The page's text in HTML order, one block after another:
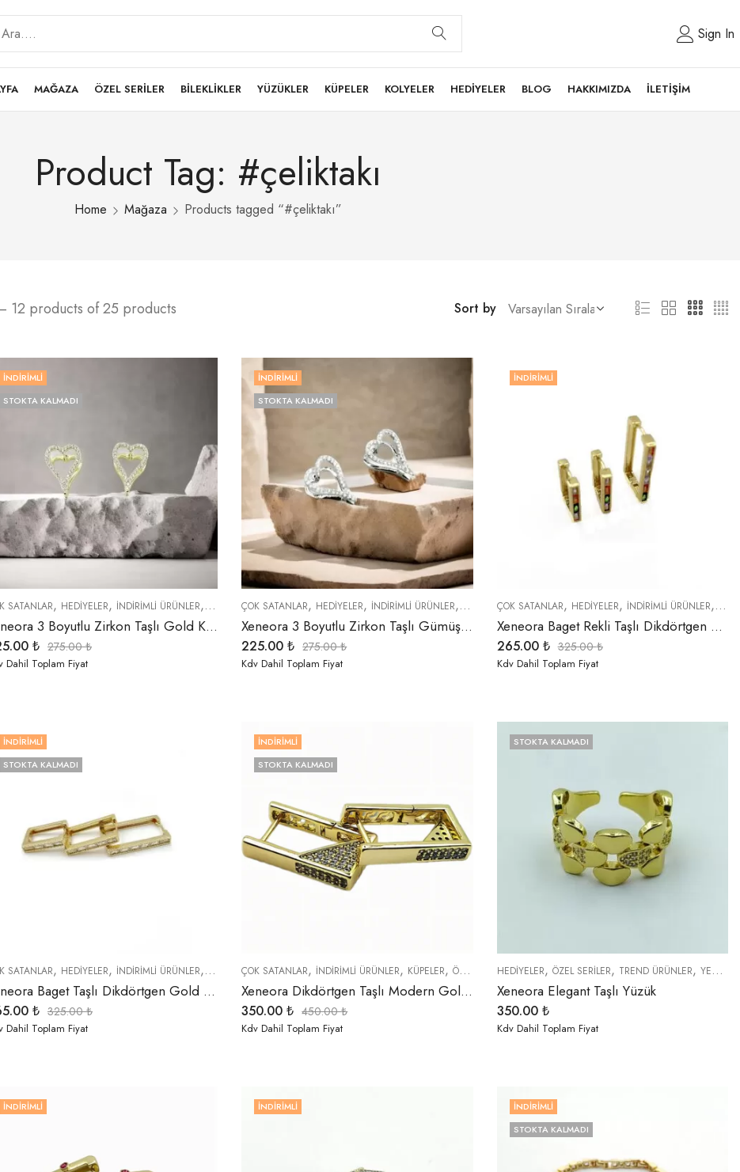
Sign In
MAĞAZA ÖZEL SERİLER BİLEKLİKLER YÜZÜKLER KÜPELER KOLYELER HEDİYELER BLOG HAKKIMIZDA İLETİŞİM
Product Tag: #çeliktakı
Home Mağaza Products tagged “#çeliktakı”
12 products of 25 products Sort by
İNDIRIMLI
STOKTA KALMADI
SATANLAR, HEDIYELER, İNDIRIMLI ÜRÜNLER, KÜPELER,SEMBOLLER, TREND ÜRÜNLER
Xeneora 3 Boyutlu Zirkon Taşlı Gold Kalp Küpe
₺ 275.00₺
Dahil Toplam Fiyat
İNDIRIMLI
STOKTA KALMADI
ÇOK SATANLAR, HEDIYELER, İNDIRIMLI ÜRÜNLER, KÜPELER,ÖZEL SERİLER ,TREND ÜRÜNLER,YENI GELENLER
Xeneora 3 Boyutlu Zirkon Taşlı Gümüş Renk Kalp Küpe
225.00₺ 275.00₺
Kdv Dahil Toplam Fiyat
İNDIRIMLI
ÇOK SATANLAR, HEDIYELER, İNDIRIMLI ÜRÜNLER,
Xeneora Baget Rekli Taşlı Dikdörtgen 3’lü Küpe Seti
265.00 ₺ 325.00₺
Kdv Dahil Toplam Fiyat
İNDIRIMLI
STOKTA KALMADI
SATANLAR, HEDIYELER, İNDIRIMLI ÜRÜNLER, KÜPELER,ÖZEL SERİLER ,TREND ÜRÜNLER,YENI GELENLER
Xeneora Baget Taşlı Dikdörtgen Gold 3’lü Küpe Seti
₺ 325.00₺
Dahil Toplam Fiyat
İNDIRIMLI
STOKTA KALMADI
ÇOK SATANLAR, İNDIRIMLI ÜRÜNLER, KÜPELER,ÖZEL SERİLER ,SEMBOLLER, TREND ÜRÜNLER ,YENI GELENLER
Xeneora Dikdörtgen Taşlı Modern Gold Küpe
350.00₺ 450.00₺
Kdv Dahil Toplam Fiyat
STOKTA KALMADI
HEDIYELER, ÖZEL SERİLER, TREND ÜRÜNLER, YENI GELENLER
Xeneora Elegant Taşlı Yüzük
350.00 ₺
Kdv Dahil Toplam Fiyat
İNDIRIMLI İNDIRIMLI
İNDIRIMLI
STOKTA KALMADI